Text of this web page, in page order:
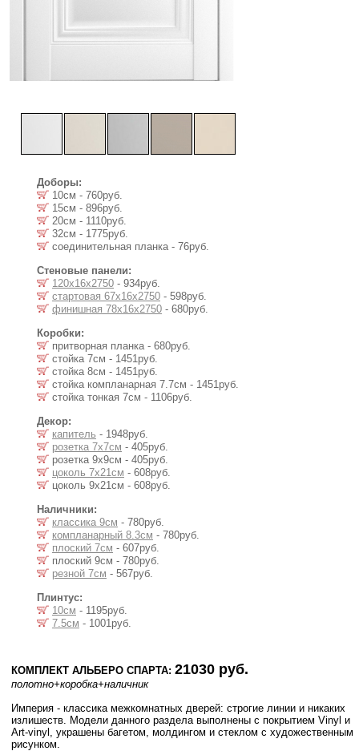
Доборы:
10см - 760руб.
15см - 896руб.
20см - 1110руб.
32см - 1775руб.
соединительная планка - 76руб.
Стеновые панели:
120х16х2750 - 934руб.
стартовая 67х16х2750 - 598руб.
финишная 78х16х2750 - 680руб.
Коробки:
притворная планка - 680руб.
стойка 7см - 1451руб.
стойка 8см - 1451руб.
стойка компланарная 7.7см - 1451руб.
стойка тонкая 7см - 1106руб.
Декор:
капитель - 1948руб.
розетка 7x7см - 405руб.
розетка 9x9см - 405руб.
цоколь 7x21см - 608руб.
цоколь 9x21см - 608руб.
Наличники:
классика 9см - 780руб.
компланарный 8.3см - 780руб.
плоский 7см - 607руб.
плоский 9см - 780руб.
резной 7см - 567руб.
Плинтус:
10см - 1195руб.
7.5см - 1001руб.
КОМПЛЕКТ АЛЬБЕРО СПАРТА: 21030 руб.
полотно+коробка+наличник
Империя - клаcсика межкомнатных дверей: строгие линии и никаких
излишеств. Модели данного раздела выполнены с покрытием Vinyl и
Art-vinyl, украшены багетом, молдингом и стеклом с художественным
рисунком.